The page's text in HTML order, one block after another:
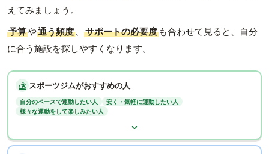
えてみましょう。
予算や通う頻度 、 サポートの必要度 も合わせて見ると、自分
に合う施設を探しやすくなります。
スポーツジムがおすすめの人
自分のペースで運動したい人
安く・気軽に運動したい人
様々な運動をして楽しみたい人